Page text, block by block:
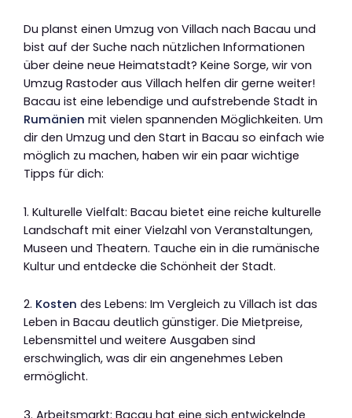
Du planst einen Umzug von Villach nach Bacau und
bist auf der Suche nach nützlichen Informationen
über deine neue Heimatstadt? Keine Sorge, wir von
Umzug Rastoder aus Villach helfen dir gerne weiter!
Bacau ist eine lebendige und aufstrebende Stadt in
Rumänien mit vielen spannenden Möglichkeiten. Um
dir den Umzug und den Start in Bacau so einfach wie
möglich zu machen, haben wir ein paar wichtige
Tipps für dich:
1. Kulturelle Vielfalt: Bacau bietet eine reiche kulturelle
Landschaft mit einer Vielzahl von Veranstaltungen,
Museen und Theatern. Tauche ein in die rumänische
Kultur und entdecke die Schönheit der Stadt.
2. Kosten des Lebens: Im Vergleich zu Villach ist das
Leben in Bacau deutlich günstiger. Die Mietpreise,
Lebensmittel und weitere Ausgaben sind
erschwinglich, was dir ein angenehmes Leben
ermöglicht.
3. Arbeitsmarkt: Bacau hat eine sich entwickelnde